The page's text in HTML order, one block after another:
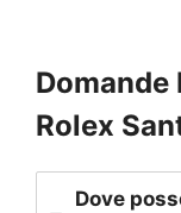
Domande
Rolex
Dove